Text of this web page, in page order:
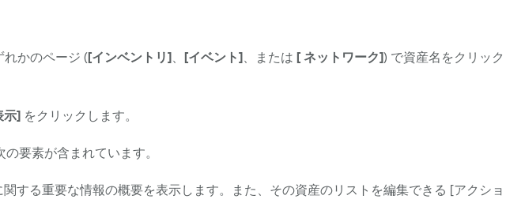
れかのページ ([インベントリ]、 [イベント]、または [ ネットワーク]) で資産名をクリック
示]をクリックします。
要素が含まれています。
する重要な情報の概要を表示します。また、その資産のリストを編集できる [アクショ